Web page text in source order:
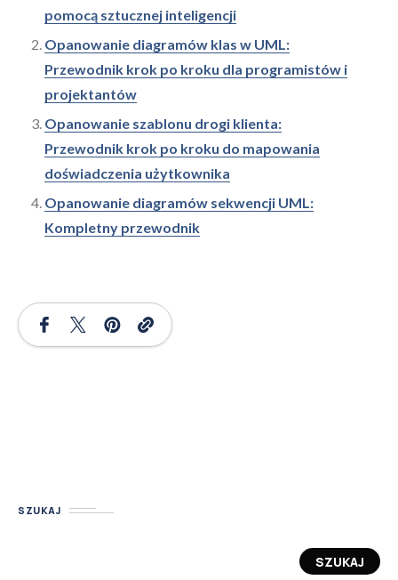
pomocą sztucznej inteligencji
Opanowanie diagramów klas w UML:
Przewodnik krok po kroku dla programistów i
projektantów
Opanowanie szablonu drogi klienta:
Przewodnik krok po kroku do mapowania
doświadczenia użytkownika
Opanowanie diagramów sekwencji UML:
Kompletny przewodnik
SZUKAJ
SZUKAJ